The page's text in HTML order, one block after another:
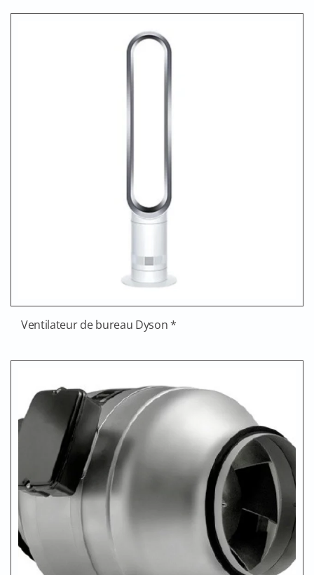
Ventilateur de bureau Dyson *